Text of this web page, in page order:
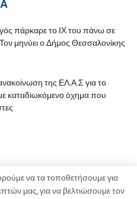
πάρκαρε το ΙΧ του πάνω σε
μηνύει ο Δήμος Θεσσαλονίκης
της ΕΛ.Α.Σ για το
καταδιωκόμενο όχημα που
να τα τοποθετήσουμε για
μας, για να βελτιώσουμε τον